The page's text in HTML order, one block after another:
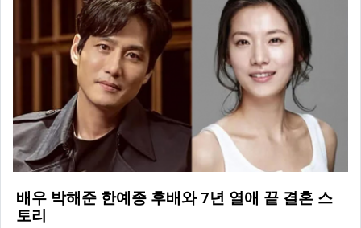
배우 박해준 한예종 후배와 7년 열애 끝 결혼 스
토리